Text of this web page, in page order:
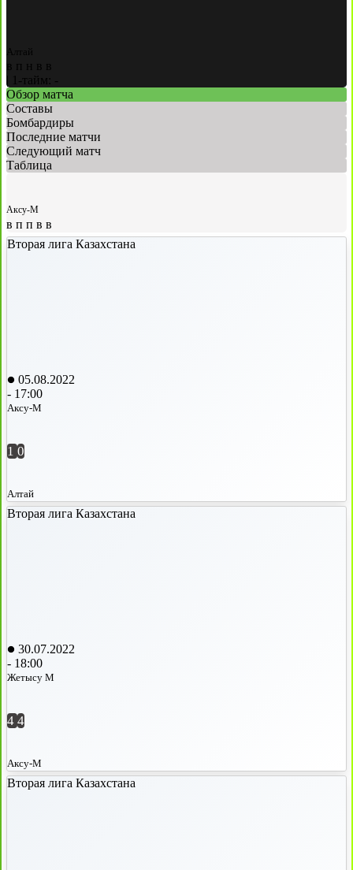
Алтай
в п н в в
1-тайм: -
Обзор матча
Составы
Бомбардиры
Последние матчи
Следующий матч
Таблица
Аксу-М
в п п в в
Вторая лига Казахстана
05.08.2022
- 17:00
Аксу-М
1 0
Алтай
Вторая лига Казахстана
30.07.2022
- 18:00
Жетысу М
4 4
Аксу-М
Вторая лига Казахстана